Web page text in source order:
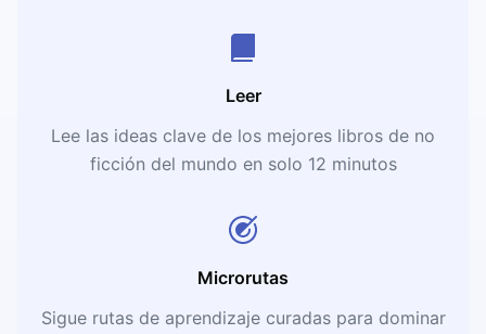
Leer
Lee las ideas clave de los mejores libros de no
ficción del mundo en solo 12 minutos
Microrutas
Sigue rutas de aprendizaje curadas para dominar